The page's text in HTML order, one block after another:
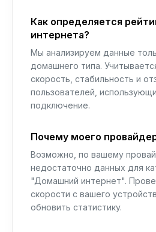
Как определяется
интернета?
Мы анализируем данные
домашнего типа.
скорость, стабильность и
пользователей,
подключение.
Почему моего
Возможно, по вашему
недостаточно данных для
"Домашний интернет".
скорости с вашего
обновить статистику.